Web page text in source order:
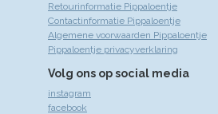
Retourinformatie Pippaloentje
Contactinformatie Pippaloentje
Algemene voorwaarden Pippaloentje
Pippaloentje privacyverklaring
Volg ons op social media
instagram
facebook